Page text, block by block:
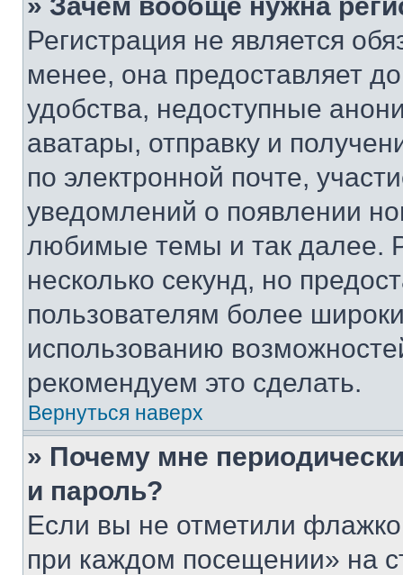
Регистрация не является
менее, она предоставляет
удобства, недоступные
аватары, отправку и
по электронной почте,
уведомлений о появлении
любимые темы и так далее.
несколько секунд, но
пользователям более
использованию
рекомендуем это сделать.
Вернуться наверх
» Почему мне
и пароль?
Если вы не отметили
при каждом посещении» на